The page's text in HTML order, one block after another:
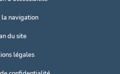
navigation
du site
légales